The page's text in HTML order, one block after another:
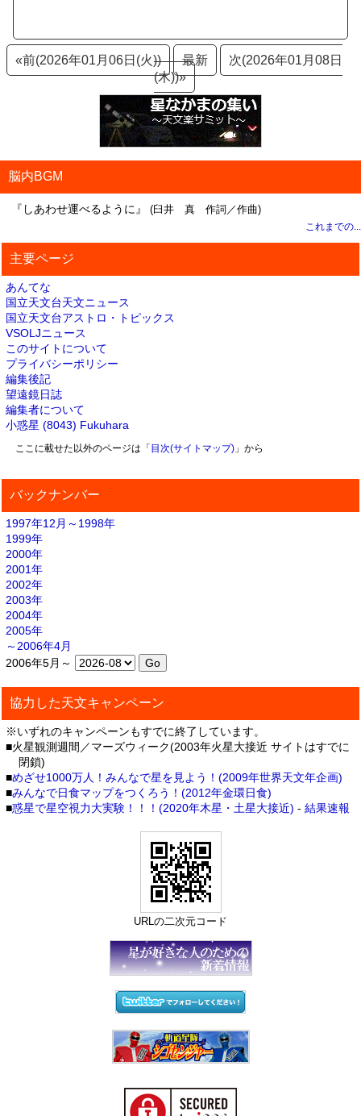
«前(2026年01月06日(火)) 最新
次(2026年01月08日
(木))»
脳内BGM
『しあわせ運べるように』 (臼井 真 作詞／作曲)
これまでの...
主要ページ
あんてな
国立天文台天文ニュース
国立天文台アストロ・トピックス
VSOLJニュース
このサイトについて
プライバシーポリシー
編集後記
望遠鏡日誌
編集者について
小惑星 (8043) Fukuhara
ここに載せた以外のページは「 目次(サイトマップ)」から
バックナンバー
1997年12月～1998年
1999年
2000年
2001年
2002年
2003年
2004年
2005年
～2006年4月
2006年5月～
協力した天文キャンペーン
※いずれのキャンペーンもすでに終了しています。
■火星観測週間／マーズウィーク(2003年火星大接近 サイトはすでに
閉鎖)
■めざせ1000万人！みんなで星を見よう！(2009年世界天文年企画)
■みんなで日食マップをつくろう！(2012年金環日食)
■惑星で星空視力大実験！！！(2020年木星・土星大接近) - 結果速報
URLの二次元コード